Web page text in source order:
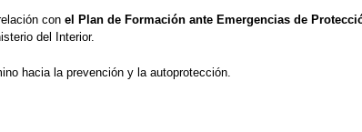
con el Plan de Formación ante Emergencias de
del Interior.
hacia la prevención y la autoprotección.